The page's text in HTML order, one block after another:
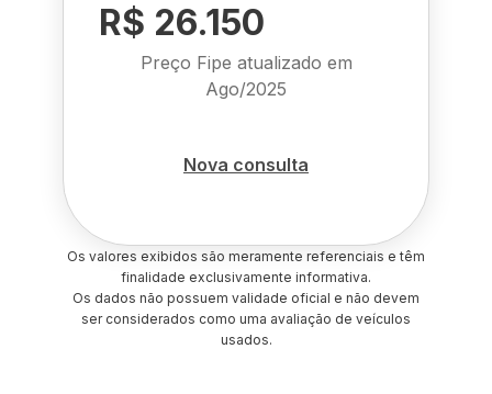
R$ 26.150
Preço Fipe atualizado em
Ago/2025
Nova consulta
Os valores exibidos são meramente referenciais e têm
finalidade exclusivamente informativa.
Os dados não possuem validade oficial e não devem
ser considerados como uma avaliação de veículos
usados.